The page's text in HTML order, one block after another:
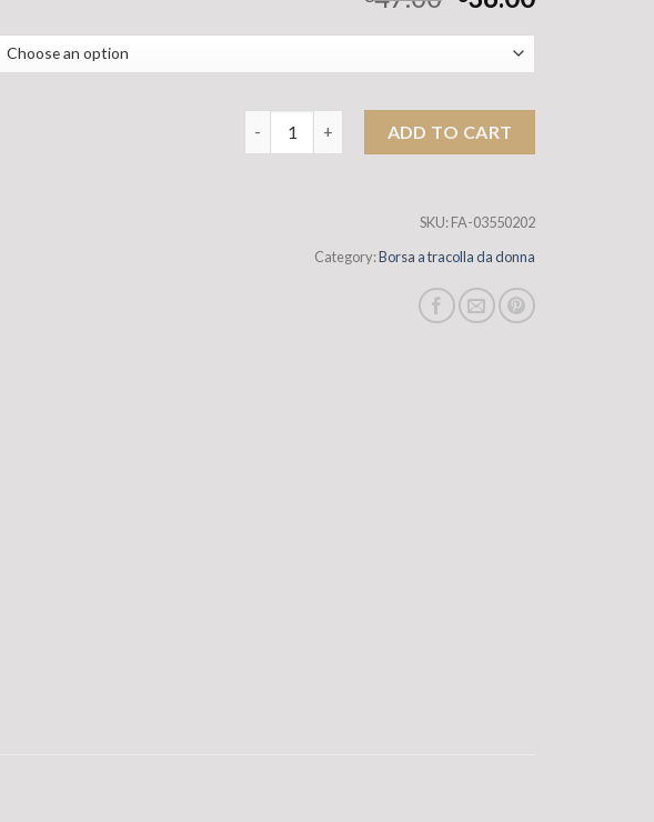
ADD TO CART
SKU:FA-03550202
Category:Borsa a tracolla da donna